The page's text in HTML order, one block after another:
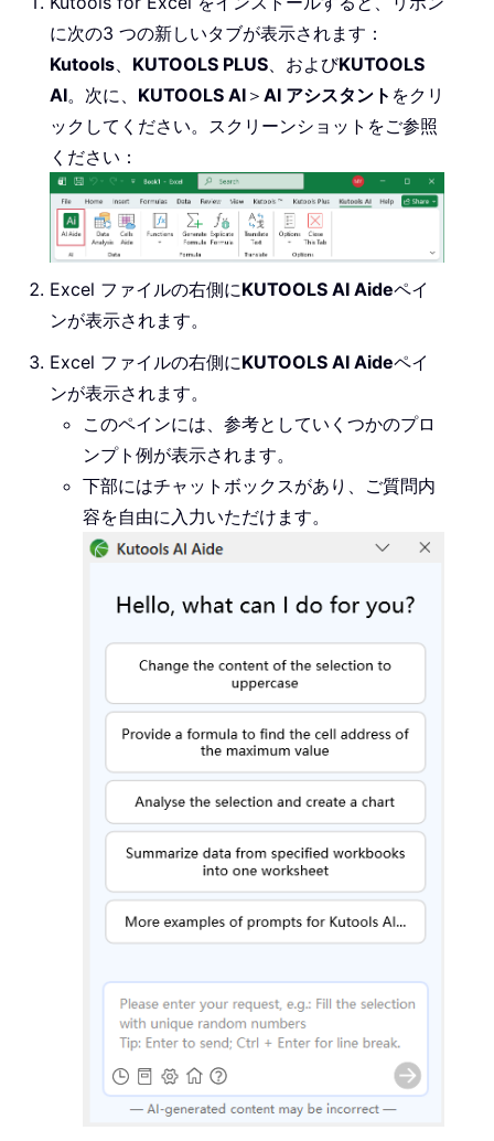
に次の3 つの新しいタブが表示されます：
Kutools
KUTOOLS PLUS 、およびKUTOOLS
AI。次に、 KUTOOLS AI ＞ AI アシスタント をクリ
ックしてください。スクリーンショットをご参照
ください：
Excel ファイルの右側にKUTOOLS AI Aideペイ
ンが表示されます。
Excel ファイルの右側にKUTOOLS AI Aideペイ
ンが表示されます。
このペインには、参考としていくつかのプロ
ンプト例が表示されます。
下部にはチャットボックスがあり、ご質問内
容を自由に入力いただけます。